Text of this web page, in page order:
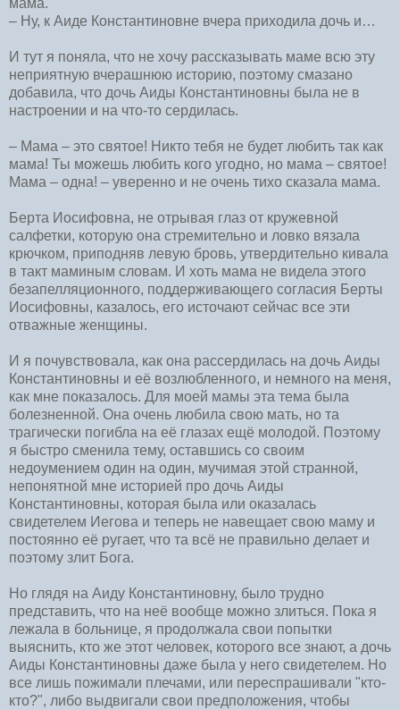
мама.
– Ну, к Аиде Константиновне вчера приходила дочь и…
И тут я поняла, что не хочу рассказывать маме всю эту
неприятную вчерашнюю историю, поэтому смазано
добавила, что дочь Аиды Константиновны была не в
настроении и на что-то сердилась.
– Мама – это святое! Никто тебя не будет любить так как
мама! Ты можешь любить кого угодно, но мама – святое!
Мама – одна! – уверенно и не очень тихо сказала мама.
Берта Иосифовна, не отрывая глаз от кружевной
салфетки, которую она стремительно и ловко вязала
крючком, приподняв левую бровь, утвердительно кивала
в такт маминым словам. И хоть мама не видела этого
безапелляционного, поддерживающего согласия Берты
Иосифовны, казалось, его источают сейчас все эти
отважные женщины.
И я почувствовала, как она рассердилась на дочь Аиды
Константиновны и её возлюбленного, и немного на меня,
как мне показалось. Для моей мамы эта тема была
болезненной. Она очень любила свою мать, но та
трагически погибла на её глазах ещё молодой. Поэтому
я быстро сменила тему, оставшись со своим
недоумением один на один, мучимая этой странной,
непонятной мне историей про дочь Аиды
Константиновны, которая была или оказалась
свидетелем Иегова и теперь не навещает свою маму и
постоянно её ругает, что та всё не правильно делает и
поэтому злит Бога.
Но глядя на Аиду Константиновну, было трудно
представить, что на неё вообще можно злиться. Пока я
лежала в больнице, я продолжала свои попытки
выяснить, кто же этот человек, которого все знают, а дочь
Аиды Константиновны даже была у него свидетелем. Но
все лишь пожимали плечами, или переспрашивали "кто-
кто?", либо выдвигали свои предположения, чтобы